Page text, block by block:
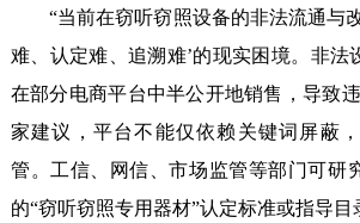
“当前在窃听窃照设备的非法流通与
难、认定难、追溯难’的现实困境。非法
在部分电商平台中半公开地销售，导致
家建议，平台不能仅依赖关键词屏蔽
管。工信、网信、市场监管等部门可研
的“窃听窃照专用器材”认定标准或指导